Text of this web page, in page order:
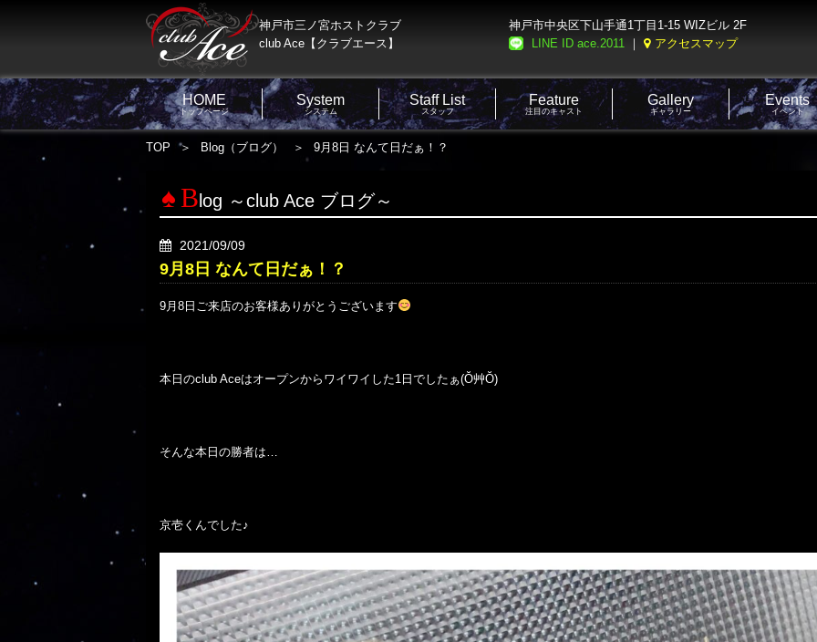
神戸市三ノ宮ホストクラブ
club Ace【クラブエース】
神戸市中央区下山手通1丁目1-15 WIZビル 2F
LINE ID ace.2011 ｜ アクセスマップ
HOME
トップページ
System
システム
Staff List
スタッフ
Feature
注目のキャスト
Gallery
ギャラリー
Events
イベント
TOP Blog（ブログ） 9月8日 なんて日だぁ！？
B log ～club Ace ブログ～
2021/09/09
9月8日 なんて日だぁ！？
9月8日ご来店のお客様ありがとうございます
本日のclub Aceはオープンからワイワイした1日でしたぁ(Ŏ艸Ŏ)
そんな本日の勝者は…
京壱くんでした♪